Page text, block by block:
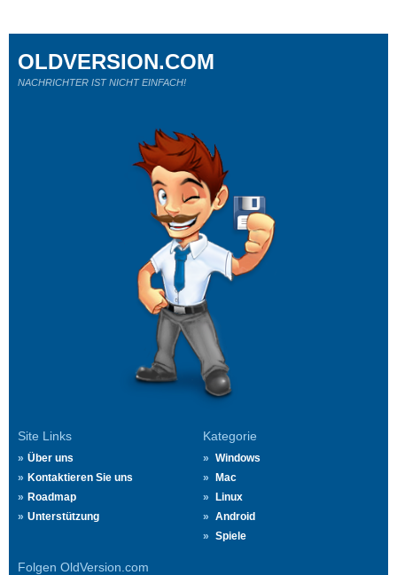
Site Links
Über uns
Kontaktieren Sie uns
Roadmap
Unterstützung
Kategorie
Windows
Mac
Linux
Android
Spiele
Folgen OldVersion.com
OLDVERSION.COM
NACHRICHTER IST NICHT EINFACH!